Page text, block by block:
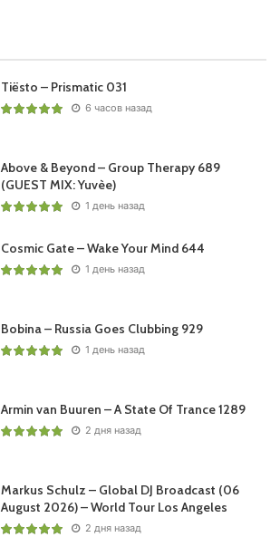
Tiësto – Prismatic 031
6 часов назад
Above & Beyond – Group Therapy 689
(GUEST MIX: Yuvèe)
1 день назад
Cosmic Gate – Wake Your Mind 644
1 день назад
Bobina – Russia Goes Clubbing 929
1 день назад
Armin van Buuren – A State Of Trance 1289
2 дня назад
Markus Schulz – Global DJ Broadcast (06
August 2026) – World Tour Los Angeles
2 дня назад